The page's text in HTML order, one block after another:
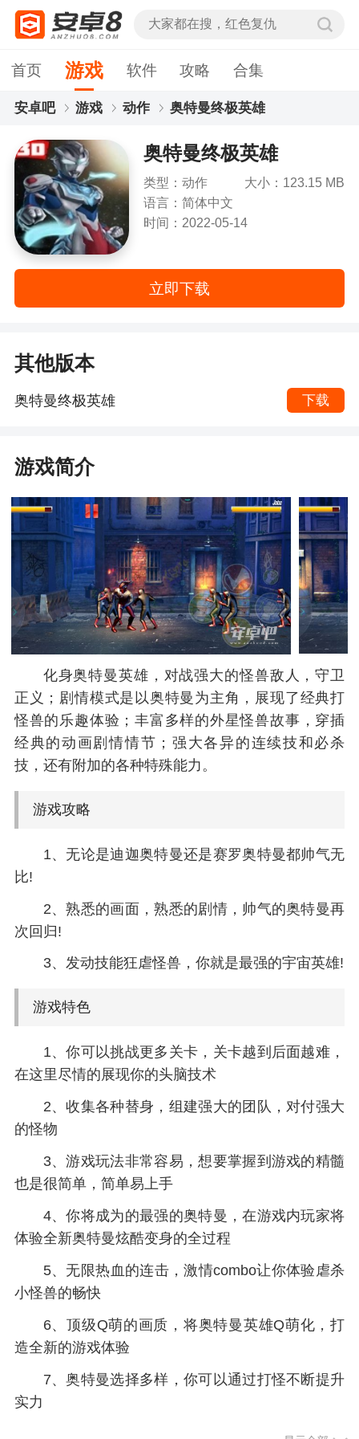
首页 游戏 软件 攻略 合集
安卓吧 游戏 动作 奥特曼终极英雄
奥特曼终极英雄
类型：动作
大小：123.15 MB
语言：简体中文
时间：2022-05-14
立即下载
其他版本
奥特曼终极英雄 下载
游戏简介
化身奥特曼英雄，对战强大的怪兽敌人，守卫
正义；剧情模式是以奥特曼为主角，展现了经典打
怪兽的乐趣体验；丰富多样的外星怪兽故事，穿插
经典的动画剧情情节；强大各异的连续技和必杀
技，还有附加的各种特殊能力。
游戏攻略
1、无论是迪迦奥特曼还是赛罗奥特曼都帅气无
比!
2、熟悉的画面，熟悉的剧情，帅气的奥特曼再
次回归!
3、发动技能狂虐怪兽，你就是最强的宇宙英雄!
游戏特色
1、你可以挑战更多关卡，关卡越到后面越难，
在这里尽情的展现你的头脑技术
2、收集各种替身，组建强大的团队，对付强大
的怪物
3、游戏玩法非常容易，想要掌握到游戏的精髓
也是很简单，简单易上手
4、你将成为的最强的奥特曼，在游戏内玩家将
体验全新奥特曼炫酷变身的全过程
5、无限热血的连击，激情combo让你体验虐杀
小怪兽的畅快
6、顶级Q萌的画质，将奥特曼英雄Q萌化，打
造全新的游戏体验
7、奥特曼选择多样，你可以通过打怪不断提升
实力